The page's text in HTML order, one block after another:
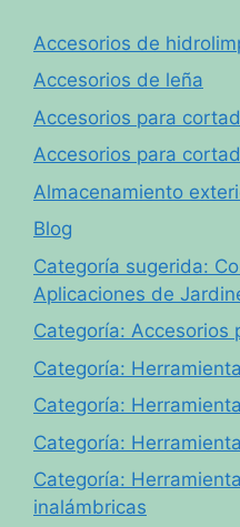
Accesorios de
Accesorios de leña
Accesorios para
Accesorios para
Almacenamiento
Blog
Categoría sugerida:
Aplicaciones de
Categoría: Accesorios
Categoría:
Categoría:
Categoría:
Categoría:
inalámbricas